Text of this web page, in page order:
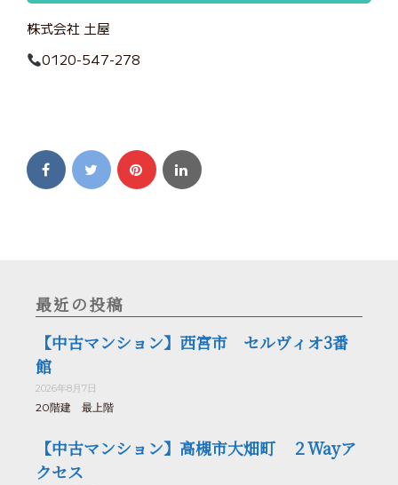
株式会社 土屋
0120-547-278
最近の投稿
【中古マンション】西宮市 セルヴィオ3番
館
2026年8月7日
20階建 最上階
【中古マンション】高槻市大畑町 ２Wayア
クセス